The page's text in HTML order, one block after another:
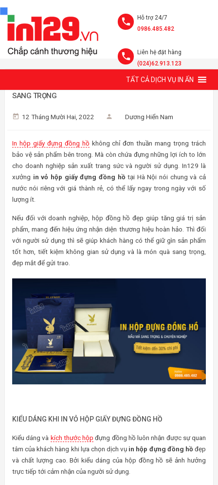
Hỗ trợ 24/7
0986.485.482
Liên hệ đặt hàng
(024)62.913.123
TẤT CẢ DỊCH VỤ IN ẤN
IN HỘP GIẤY ĐỰNG ĐỒNG HỒ THEO YÊU CẦU, 25+ MẪU
SANG TRỌNG
12 Tháng Mười Hai, 2022 Dương Hiển Nam
In hộp giấy đựng đồng hồ không chỉ đơn thuần mang trọng trách
bảo vệ sản phẩm bên trong. Mà còn chứa đựng những lợi ích to lớn
cho doanh nghiệp sản xuất trang sức và người sử dụng. In129 là
xưởng in vỏ hộp giấy đựng đồng hồtại Hà Nội nói chung và cả
nước nói riêng với giá thành rẻ, có thể lấy ngay trong ngày với số
lượng ít.
Nếu đối với doanh nghiệp, hộp đồng hồ đẹp giúp tăng giá trị sản
phẩm, mang đến hiệu ứng nhận diện thương hiệu hoàn hảo. Thì đối
với người sử dụng thì sẽ giúp khách hàng có thể giữ gìn sản phẩm
tốt hơn, tiết kiệm không gian sử dụng và là món quà sang trọng,
đẹp mắt để gửi trao.
KIỂU DÁNG KHI IN VỎ HỘP GIẤY ĐỰNG ĐỒNG HỒ
Kiểu dáng và kích thước hộp đựng đồng hồ luôn nhận được sự quan
tâm của khách hàng khi lựa chọn dịch vụ in hộp đựng đồng hồđẹp
và chất lượng cao. Bởi kiểu dáng của hộp đồng hồ sẽ ảnh hưởng
trực tiếp tới cảm nhận của người sử dụng.